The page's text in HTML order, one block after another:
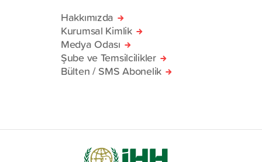
Hakkımızda
Kurumsal Kimlik
Medya Odası
Şube ve Temsilcilikler
Bülten / SMS Abonelik